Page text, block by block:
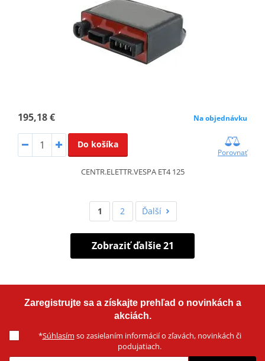
195,18 € Na objednávku
Do košíka
Porovnať
CENTR.ELETTR.VESPA ET4 125
1 2 Ďalší
Zobraziť ďalšie 21
Zaregistrujte sa a získajte prehľad o novinkách a
akciách.
*Súhlasím so zasielaním informácií o zľavách, novinkách či
podujatiach.